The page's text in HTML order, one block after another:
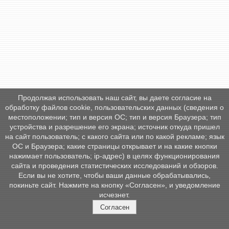
Продолжая использовать наш сайт, вы даете согласие на
обработку файлов cookie, пользовательских данных (сведения о
местоположении; тип и версия ОС; тип и версия Браузера; тип
устройства и разрешение его экрана; источник откуда пришел
на сайт пользователь; с какого сайта или по какой рекламе; язык
ОС и Браузера; какие страницы открывает и на какие кнопки
нажимает пользователь; ip-адрес) в целях функционирования
сайта и проведения статистических исследований и обзоров.
Если вы не хотите, чтобы ваши данные обрабатывались,
покиньте сайт. Нажмите на кнопку «Согласен», и уведомление
исчезнет.
Согласен